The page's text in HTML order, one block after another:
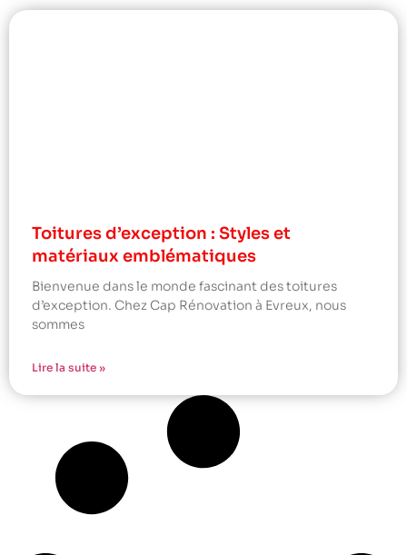
Toitures d’exception : Styles et
matériaux emblématiques
Bienvenue dans le monde fascinant des toitures
d’exception. Chez Cap Rénovation à Evreux, nous
sommes
Lire la suite »